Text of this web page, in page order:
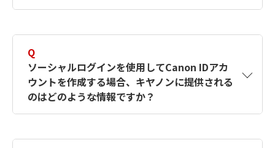
す。詳しい作成方法は【カメラ】Canon IDとは
何ですか？Canon IDの作成方法は？をご確認く
ださい。
Q
ソーシャルログインを使用してCanon IDアカ
ウントを作成する場合、キヤノンに提供される
のはどのような情報ですか？